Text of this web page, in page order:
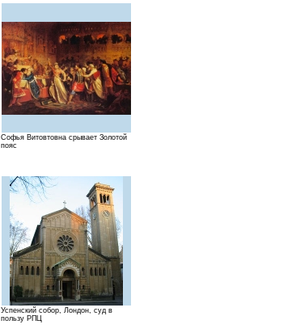
Софья Витовтовна срывает Золотой
пояс
Успенский собор, Лондон, суд в
пользу РПЦ